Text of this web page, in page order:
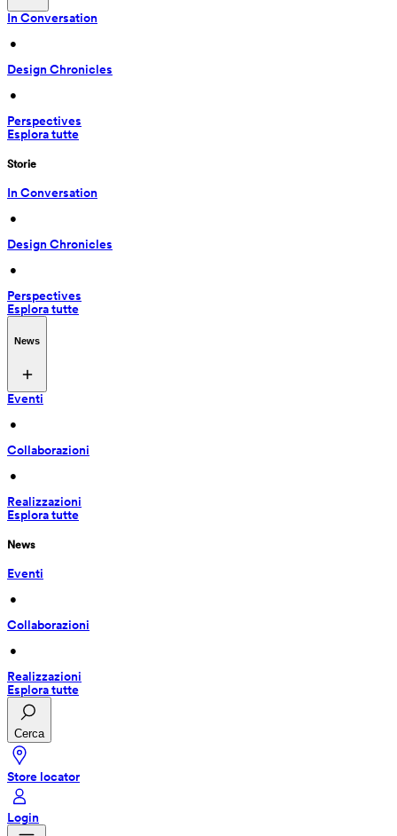
In Conversation
•
Design Chronicles
•
Perspectives
Esplora tutte
Storie
In Conversation
•
Design Chronicles
•
Perspectives
Esplora tutte
News
Eventi
•
Collaborazioni
•
Realizzazioni
Esplora tutte
News
Eventi
•
Collaborazioni
•
Realizzazioni
Esplora tutte
Cerca
Store locator
Login